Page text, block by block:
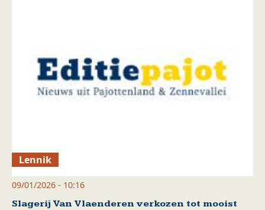
Lennik
09/01/2026 - 10:16
Slagerij Van Vlaenderen verkozen tot mooist